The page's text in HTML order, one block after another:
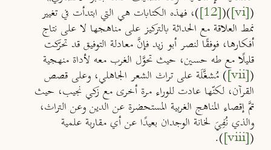
(
[vi]
)(
[12] )، فهذه الكتابات هي التي ابتدأت في تغيير
نمط العلاقة مع الحداثة بالتركيز على مناهجها لا على نتاج
أفكارها، فوفقًا لنصر أبو زيد فإنَّ معادلة التوفيق قد تحرّكت
قليلًا مع طه حسين، حيث تحوَّل الغرب معه لأداة منهجية
(
[vii] ) مُشغَّلَة على تراث الشعر الجاهلي، وعلى قصص
القرآن، لكنّها عادت للوراء مرة أخرى مع زكي نجيب، حيث
تمَّ إقصاء المناهج الغربية المستحضرة عن الدين وعن التراث،
والذي نُفِيَ لخانة الوجدان بعيدًا عن أي مقاربة علمية
(
[viii]
).